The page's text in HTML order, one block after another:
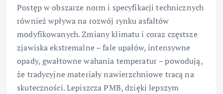
Postęp w obszarze norm i specyfikacji technicznych
również wpływa na rozwój rynku asfaltów
modyfikowanych. Zmiany klimatu i coraz częstsze
zjawiska ekstremalne – fale upałów, intensywne
opady, gwałtowne wahania temperatur – powodują,
że tradycyjne materiały nawierzchniowe tracą na
skuteczności. Lepiszcza PMB, dzięki lepszym